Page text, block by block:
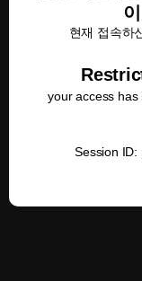
현재 접속하
your access has
Session ID: